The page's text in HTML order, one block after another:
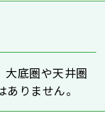
大底圏や天井圏
りません。